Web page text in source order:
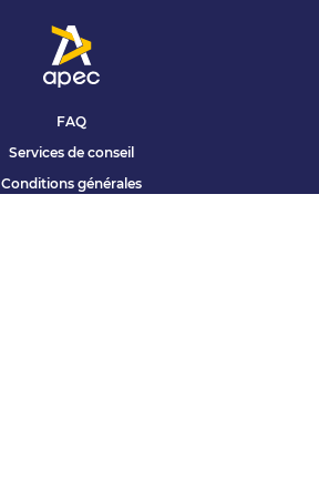
FAQ
Services de conseil
Conditions générales